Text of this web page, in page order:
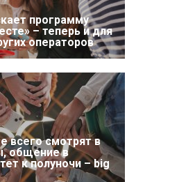
программу
– теперь и для
операторов
всего смотрят в
общение в
к полуночи – big